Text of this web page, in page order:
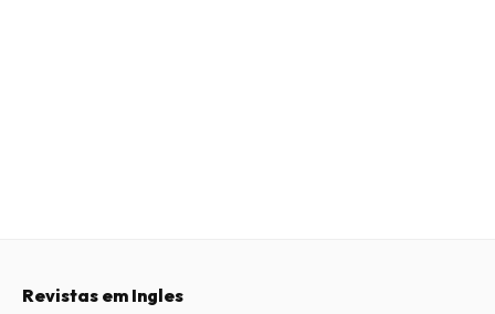
Revistas em Ingles